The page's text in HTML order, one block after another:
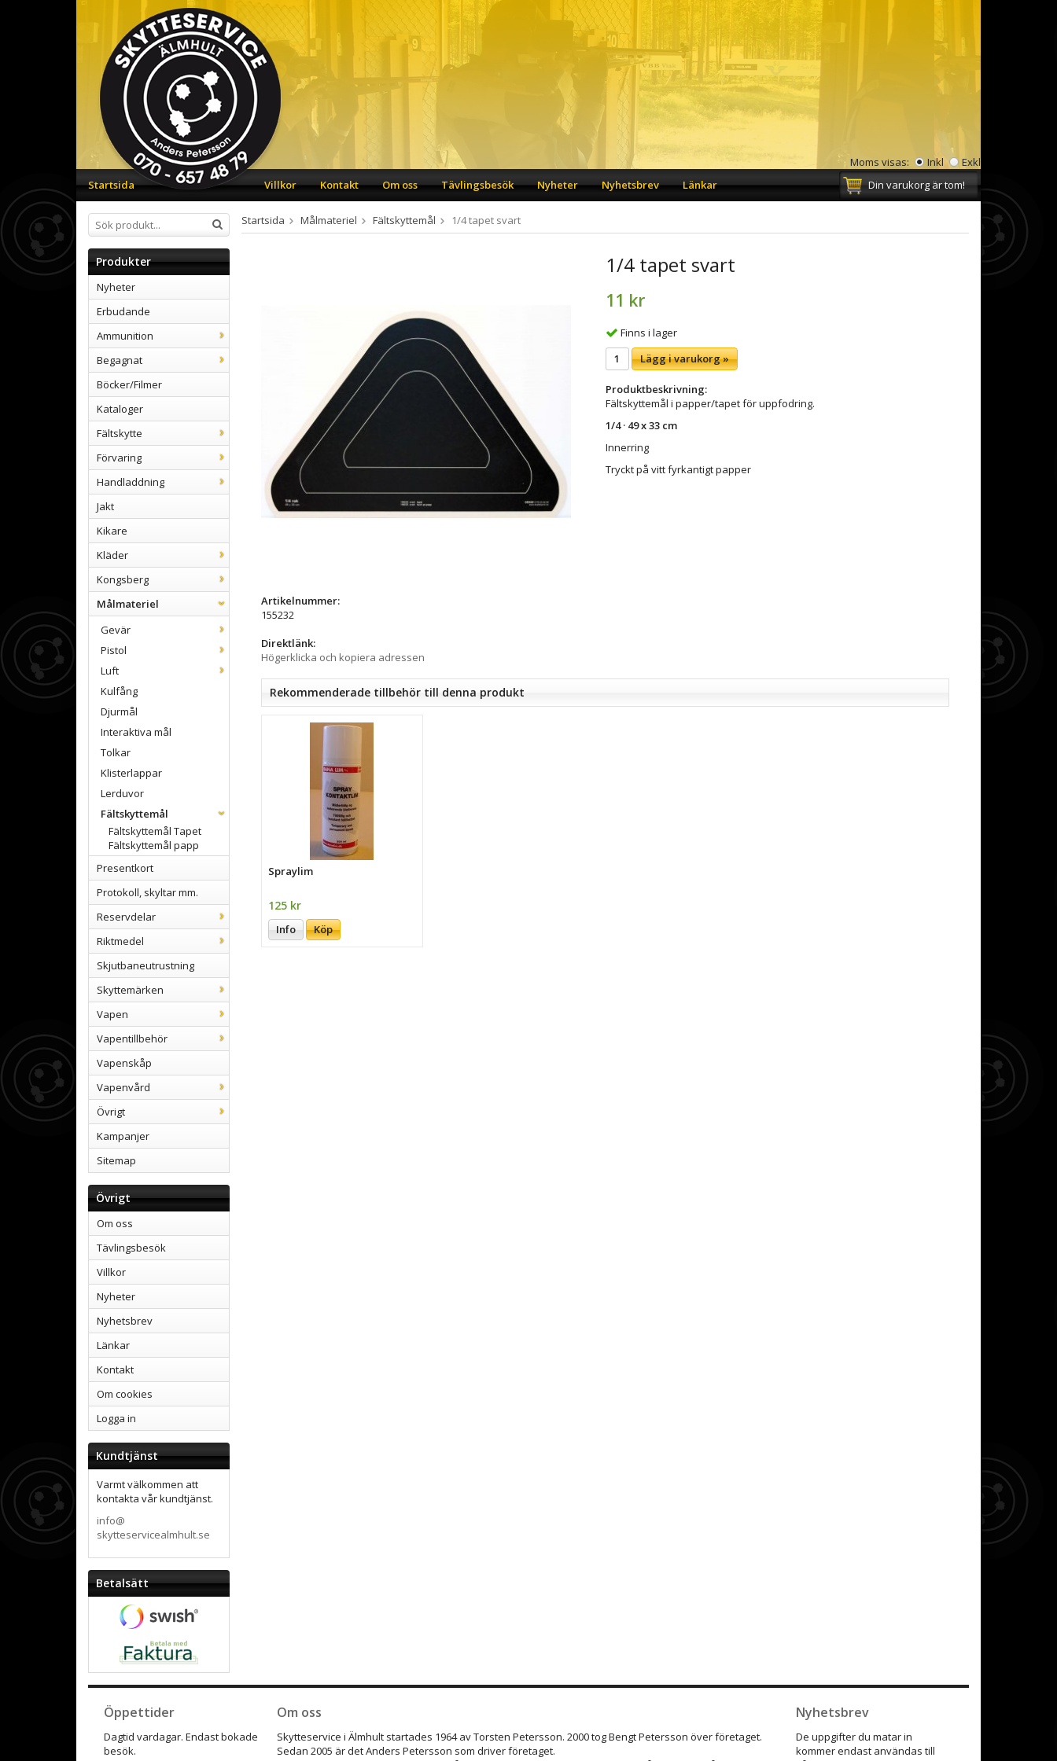
Moms visas: Inkl
Exkl
Startsida
Villkor Kontakt Om oss Tävlingsbesök Nyheter Nyhetsbrev Länkar Din varukorg är tom!
Produkter
Nyheter
Erbudande
Ammunition
Begagnat
Böcker/Filmer
Kataloger
Fältskytte
Förvaring
Handladdning
Jakt
Kikare
Kläder
Kongsberg
Målmateriel
Gevär
Pistol
Luft
Kulfång
Djurmål
Interaktiva mål
Tolkar
Klisterlappar
Lerduvor
Fältskyttemål
Fältskyttemål Tapet
Fältskyttemål papp
Presentkort
Protokoll, skyltar mm.
Reservdelar
Riktmedel
Skjutbaneutrustning
Skyttemärken
Vapen
Vapentillbehör
Vapenskåp
Vapenvård
Övrigt
Kampanjer
Sitemap
Övrigt
Om oss
Tävlingsbesök
Villkor
Nyheter
Nyhetsbrev
Länkar
Kontakt
Om cookies
Logga in
Kundtjänst
Varmt välkommen att
kontakta vår kundtjänst.
info@
skytteservicealmhult.se
Betalsätt
Startsida Målmateriel Fältskyttemål 1/4 tapet svart
1/4 tapet svart
11 kr
Finns i lager
Lägg i varukorg »
Produktbeskrivning:
Fältskyttemål i papper/tapet för uppfodring.
1/4 · 49 x 33 cm
Innerring
Tryckt på vitt fyrkantigt papper
Artikelnummer:
155232
Direktlänk:
Högerklicka och kopiera adressen
Rekommenderade tillbehör till denna produkt
Spraylim
125 kr
Info Köp
Öppettider
Dagtid vardagar. Endast bokade
besök.
Nyhetsbrev
De uppgifter du matar in
kommer endast användas till
Om oss
Skytteservice i Älmhult startades 1964 av Torsten Petersson. 2000 tog Bengt Petersson över företaget.
Sedan 2005 är det Anders Petersson som driver företaget.